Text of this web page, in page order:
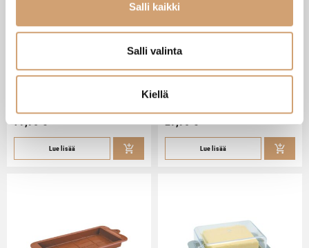
Salli kaikki
Salli valinta
Kiellä
Zassenhaus Gera sähköinen
pippurimylly 18cm
79,90€
Lue lisää
Ibili Sushisetti
Heti saatavilla verkkokaupasta
29,90€
Lue lisää